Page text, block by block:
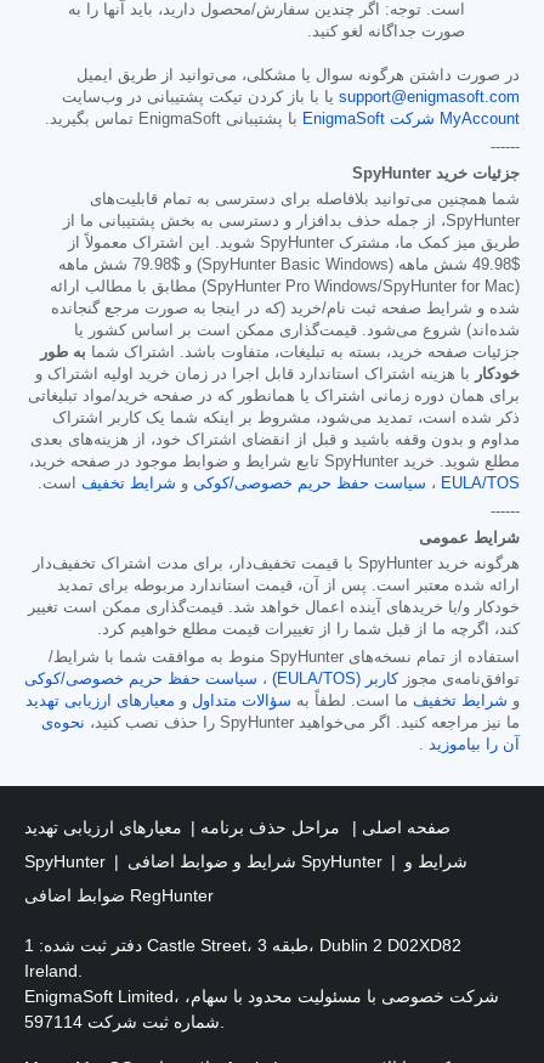
است. توجه: اگر چندین سفارش/محصول دارید، باید آنها را به
صورت جداگانه لغو کنید.
در صورت داشتن هرگونه سوال یا مشکلی، می‌توانید از طریق ایمیل
support@enigmasoft.com یا با باز کردن تیکت پشتیبانی در وب‌سایت
MyAccount شرکت EnigmaSoft
با پشتیبانی EnigmaSoft تماس بگیرید.
------
جزئیات خرید SpyHunter
شما همچنین می‌توانید بلافاصله برای دسترسی به تمام قابلیت‌های
SpyHunter، از جمله حذف بدافزار و دسترسی به بخش پشتیبانی ما از
طریق میز کمک ما، مشترک SpyHunter شوید. این اشتراک معمولاً از
$49.98
شش ماهه (SpyHunter Basic Windows) و $79.98
شش ماهه
(SpyHunter Pro Windows/SpyHunter for Mac) مطابق با مطالب ارائه
شده و شرایط صفحه ثبت نام/خرید (که در اینجا به صورت مرجع گنجانده
شده‌اند) شروع می‌شود. قیمت‌گذاری ممکن است بر اساس کشور یا
جزئیات صفحه خرید، بسته به تبلیغات، متفاوت باشد. اشتراک شما به طور
خودکار
با هزینه اشتراک استاندارد قابل اجرا در زمان خرید اولیه اشتراک و
برای همان دوره زمانی اشتراک یا همانطور که در صفحه خرید/مواد تبلیغاتی
ذکر شده است، تمدید می‌شود، مشروط بر اینکه شما یک کاربر اشتراک
مداوم و بدون وقفه باشید و قبل از انقضای اشتراک خود، از هزینه‌های بعدی
مطلع شوید. خرید SpyHunter تابع شرایط و ضوابط موجود در صفحه خرید،
EULA/TOS ، سیاست حفظ حریم خصوصی/کوکی و شرایط تخفیف است.
------
شرایط عمومی
هرگونه خرید SpyHunter با قیمت تخفیف‌دار، برای مدت اشتراک تخفیف‌دار
ارائه شده معتبر است. پس از آن، قیمت استاندارد مربوطه برای تمدید
خودکار و/یا خریدهای آینده اعمال خواهد شد. قیمت‌گذاری ممکن است تغییر
کند، اگرچه ما از قبل شما را از تغییرات قیمت مطلع خواهیم کرد.
استفاده از تمام نسخه‌های SpyHunter منوط به موافقت شما با شرایط/
توافق‌نامه‌ی مجوز کاربر (EULA/TOS) ، سیاست حفظ حریم خصوصی/کوکی
و شرایط تخفیف ما است. لطفاً به سؤالات متداول و معیارهای ارزیابی تهدید
ما نیز مراجعه کنید. اگر می‌خواهید SpyHunter را حذف نصب کنید،
نحوه‌ی
آن را بیاموزید .
صفحه اصلی مراحل حذف برنامه
معیارهای ارزیابی تهدید
SpyHunter
شرایط و ضوابط اضافی SpyHunter
شرایط و
ضوابط اضافی RegHunter
دفتر ثبت شده: 1 Castle Street، طبقه 3، Dublin 2 D02XD82
Ireland.
EnigmaSoft Limited، شرکت خصوصی با مسئولیت محدود با سهام،